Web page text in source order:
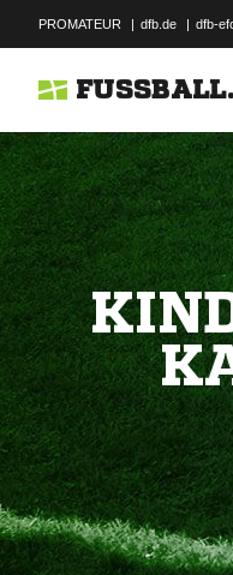
PROMATEUR | dfb.de | dfb-